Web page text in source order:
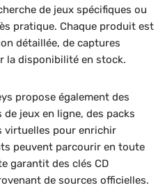
de jeux spécifiques ou
pratique. Chaque produit est
détaillée, de captures
la disponibilité en stock.
propose également des
jeux en ligne, des packs
virtuelles pour enrichir
peuvent parcourir en toute
garantit des clés CD
de sources officielles.